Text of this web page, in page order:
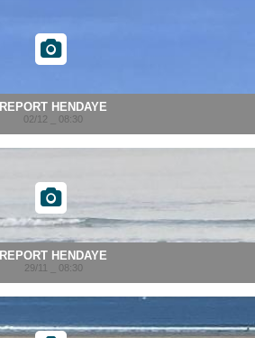
REPORT HENDAYE
02/12 _ 08:30
REPORT HENDAYE
29/11 _ 08:30